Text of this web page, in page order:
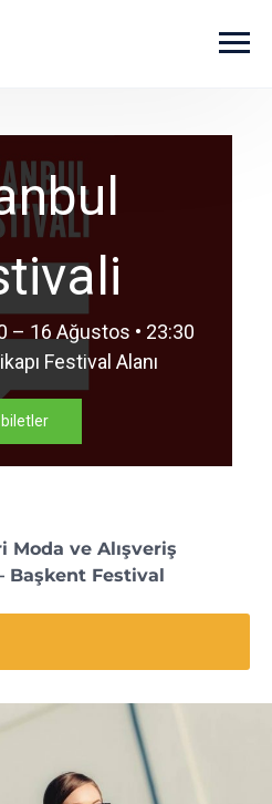
– 16 Ağustos • 23:30
Festival Alanı
biletler
Moda ve Alışveriş
Başkent Festival